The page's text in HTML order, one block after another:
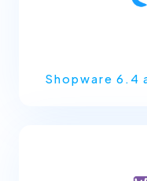
Shopware 6.4